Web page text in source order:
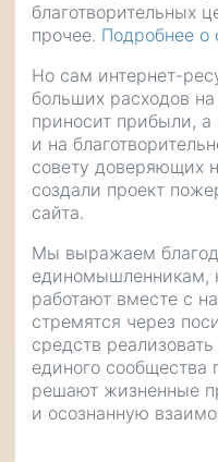
благотворительных
прочее. Подробнее о
Но сам интернет-
больших расходов
приносит прибыли, а
и на
совету доверяющих
создали проект
сайта.
Мы выражаем
единомышленникам,
работают вместе с
стремятся через
средств
единого сообщества
решают жизненные
и осознанную